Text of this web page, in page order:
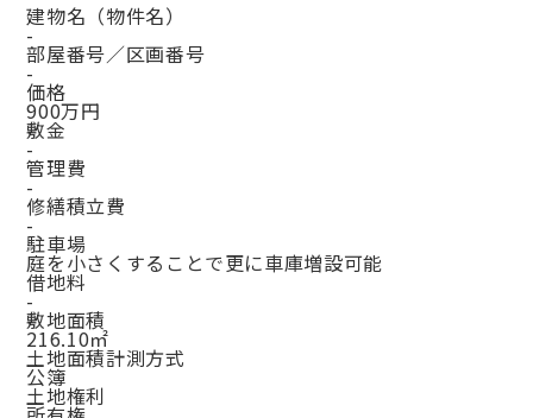
建物名（物件名）
-
部屋番号／区画番号
-
価格
900万円
敷金
-
管理費
-
修繕積立費
-
駐車場
庭を小さくすることで更に車庫増設可能
借地料
-
敷地面積
216.10㎡
土地面積計測方式
公簿
土地権利